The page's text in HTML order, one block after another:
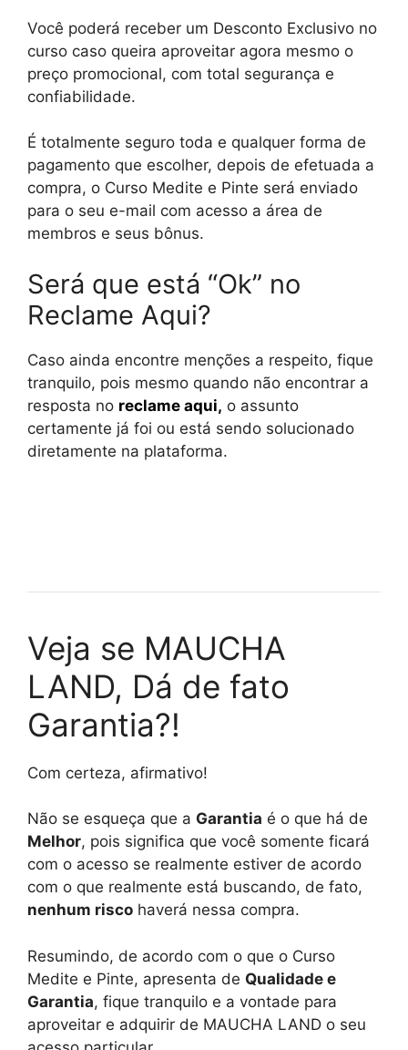
Você poderá receber um Desconto Exclusivo no
curso caso queira aproveitar agora mesmo o
preço promocional, com total segurança e
confiabilidade.
É totalmente seguro toda e qualquer forma de
pagamento que escolher, depois de efetuada a
compra, o Curso Medite e Pinte será enviado
para o seu e-mail com acesso a área de
membros e seus bônus.
Será que está “Ok” no
Reclame Aqui?
Caso ainda encontre menções a respeito, fique
tranquilo, pois mesmo quando não encontrar a
resposta no reclame aqui, o assunto
certamente já foi ou está sendo solucionado
diretamente na plataforma.
Veja se MAUCHA
LAND, Dá de fato
Garantia?!
Com certeza, afirmativo!
Não se esqueça que a Garantia é o que há de
Melhor, pois significa que você somente ficará
com o acesso se realmente estiver de acordo
com o que realmente está buscando, de fato,
nenhum risco haverá nessa compra.
Resumindo, de acordo com o que o Curso
Medite e Pinte, apresenta de Qualidade e
Garantia, fique tranquilo e a vontade para
aproveitar e adquirir de MAUCHA LAND o seu